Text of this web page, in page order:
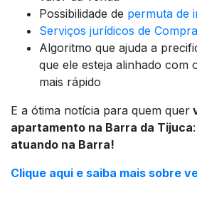
Possibilidade de permuta de
Serviços jurídicos de
Algoritmo que ajuda a
que ele esteja alinhado com
mais rápido
E a ótima notícia para quem quer
apartamento na Barra da Tijuca:
atuando na Barra!
Clique aqui e saiba mais sobre